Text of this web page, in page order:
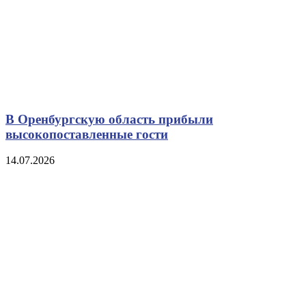
В Оренбургскую область прибыли
высокопоставленные гости
14.07.2026